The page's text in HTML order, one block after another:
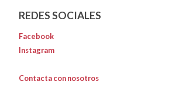
REDES SOCIALES
Facebook
Instagram
Contacta con nosotros